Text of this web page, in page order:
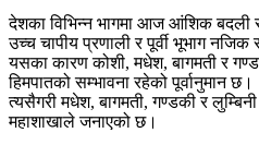
देशका विभिन्न भागमा आज आंशिक बदली
उच्च चापीय प्रणाली र पूर्वी भूभाग
यसका कारण कोशी, मधेश, बागमती र
हिमपातको सम्भावना रहेको पूर्वानुमान छ।
त्यसैगरी मधेश, बागमती, गण्डकी र
महाशाखाले जनाएको छ।